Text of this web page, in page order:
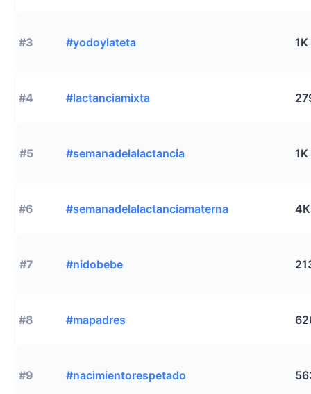
#3 #yodoylateta 1K
#4 #lactanciamixta
#5 #semanadelalactancia 1K
#6 #semanadelalactanciamaterna 4K
#7 #nidobebe
#8 #mapadres
#9 #nacimientorespetado